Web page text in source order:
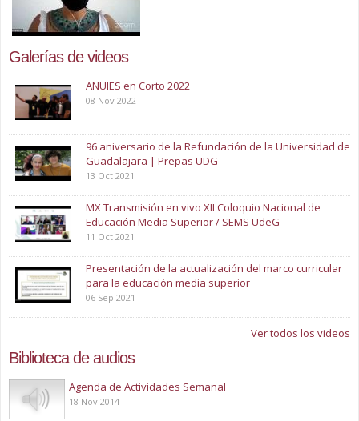
Galerías de videos
ANUIES en Corto 2022
08 Nov 2022
96 aniversario de la Refundación de la Universidad de
Guadalajara | Prepas UDG
13 Oct 2021
MX Transmisión en vivo XII Coloquio Nacional de
Educación Media Superior / SEMS UdeG
11 Oct 2021
Presentación de la actualización del marco curricular
para la educación media superior
06 Sep 2021
Ver todos los videos
Biblioteca de audios
Play
Agenda de Actividades Semanal
18 Nov 2014